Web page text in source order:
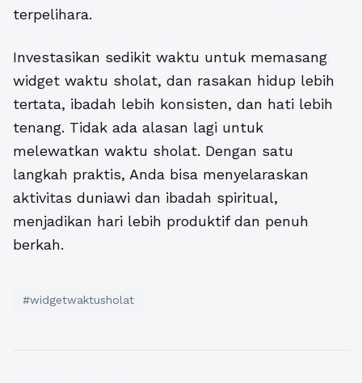
terpelihara.
Investasikan sedikit waktu untuk memasang
widget waktu sholat, dan rasakan hidup lebih
tertata, ibadah lebih konsisten, dan hati lebih
tenang. Tidak ada alasan lagi untuk
melewatkan waktu sholat. Dengan satu
langkah praktis, Anda bisa menyelaraskan
aktivitas duniawi dan ibadah spiritual,
menjadikan hari lebih produktif dan penuh
berkah.
#widgetwaktusholat